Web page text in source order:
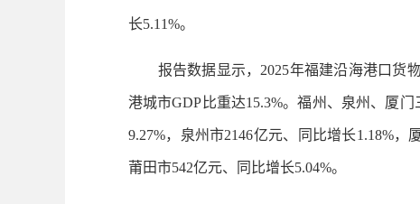
长5.11%。
报告数据显示，2025年福建沿海港口货物
港城市GDP比重达15.3%。福州、泉州、厦
9.27%，泉州市2146亿元、同比增长1.18%，
莆田市542亿元、同比增长5.04%。